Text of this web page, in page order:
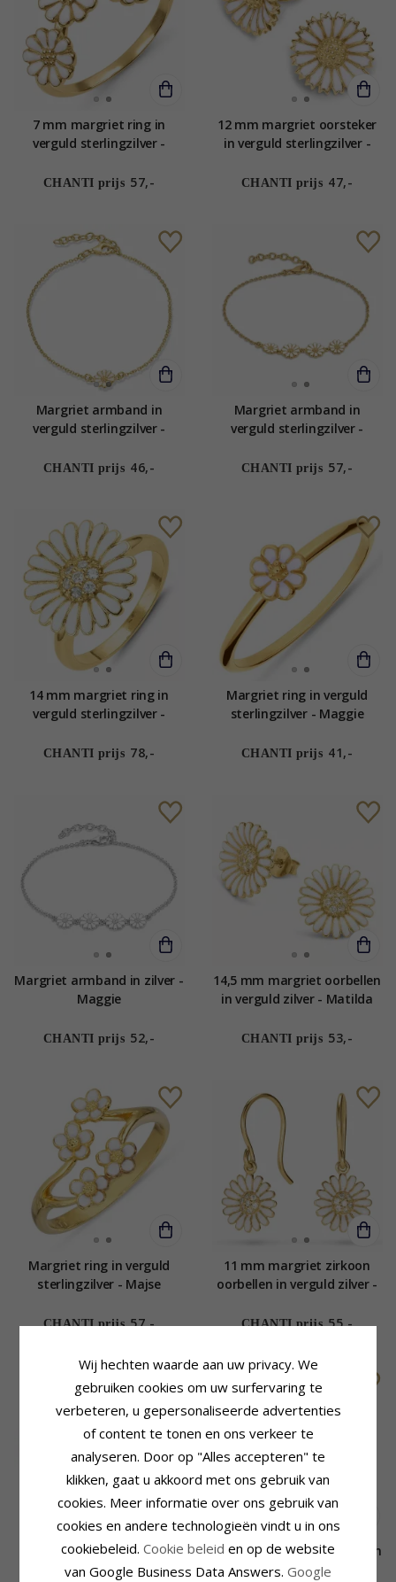
7 mm margriet ring in
verguld sterlingzilver -
CHANTI prijs 57,-
12 mm margriet oorsteker
in verguld sterlingzilver -
CHANTI prijs 47,-
Margriet armband in
verguld sterlingzilver -
CHANTI prijs 46,-
Margriet armband in
verguld sterlingzilver -
CHANTI prijs 57,-
14 mm margriet ring in
verguld sterlingzilver -
CHANTI prijs 78,-
Margriet ring in verguld
sterlingzilver - Maggie
CHANTI prijs 41,-
Margriet armband in zilver -
Maggie
CHANTI prijs 52,-
14,5 mm margriet oorbellen
in verguld zilver - Matilda
CHANTI prijs 53,-
Margriet ring in verguld
sterlingzilver - Majse
CHANTI prijs 57,-
11 mm margriet zirkoon
oorbellen in verguld zilver -
CHANTI prijs 55,-
10 x 8,5 mm dagmarkruis
armband in verguld
Lange margriet oorsteker in
verguld zilver - Maggie
Wij hechten waarde aan uw privacy. We
gebruiken cookies om uw surfervaring te
verbeteren, u gepersonaliseerde advertenties
of content te tonen en ons verkeer te
analyseren. Door op "Alles accepteren" te
klikken, gaat u akkoord met ons gebruik van
cookies. Meer informatie over ons gebruik van
cookies en andere technologieën vindt u in ons
cookiebeleid. Cookie beleid en op de website
van Google Business Data Answers. Google